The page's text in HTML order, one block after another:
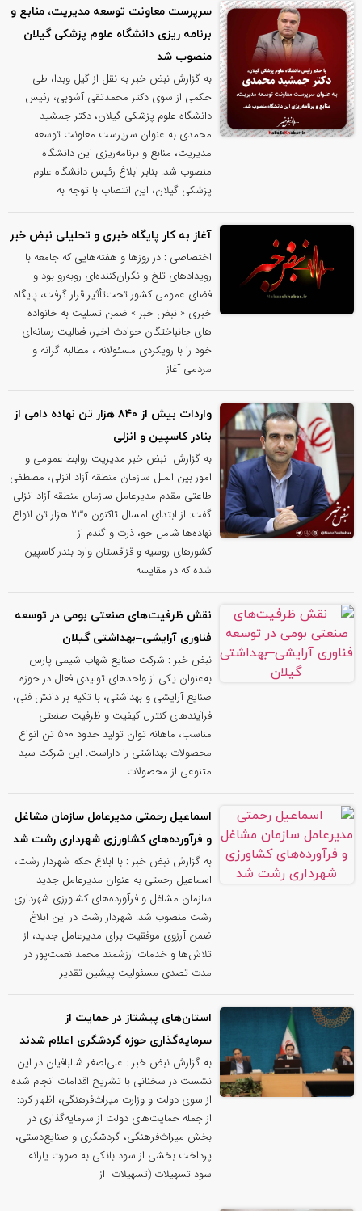
سرپرست معاونت توسعه مدیریت، منابع و
برنامه ریزی دانشگاه علوم پزشکی گیلان
منصوب شد
به گزارش نبض خبر به نقل از گیل وبدا، طی
حکمی از سوی دکتر محمدتقی آشوبی، رئیس
دانشگاه علوم پزشکی گیلان، دکتر جمشید
محمدی به عنوان سرپرست معاونت توسعه
مدیریت، منابع و برنامه‌ریزی این دانشگاه
منصوب شد. بنابر ابلاغ رئیس دانشگاه علوم
پزشکی گیلان، این انتصاب با توجه به
آغاز به کار پایگاه خبری و تحلیلی نبض خبر
اختصاصی : در روزها و هفته‌هایی که جامعه با
رویدادهای تلخ و نگران‌کننده‌ای روبه‌رو بود و
فضای عمومی کشور تحت‌تأثیر قرار گرفت، پایگاه
خبری « نبض خبر » ضمن تسلیت به خانواده
های جانباختگان حوادث اخیر، فعالیت رسانه‌ای
خود را با رویکردی مسئولانه ، مطالبه گرانه و
مردمی آغاز
واردات بیش از ۸۴۰ هزار تن نهاده دامی از
بنادر كاسپین و انزلی
به گزارش نبض خبر مدیریت روابط عمومی و
امور بین الملل سازمان منطقه آزاد انزلی، مصطفی
طاعتی مقدم مدیرعامل سازمان منطقه آزاد انزلی
گفت: از ابتدای امسال تاکنون ۲۳۰ هزار تن انواع
نهاده‌ها شامل جو، ذرت و گندم از
کشورهای روسیه و قزاقستان وارد بندر کاسپین
شده که در مقایسه
نقش ظرفیت‌های صنعتی بومی در توسعه
فناوری آرایشی–بهداشتی گیلان
نبض خبر : شرکت صنایع شهاب شیمی پارس
به‌عنوان یکی از واحدهای تولیدی فعال در حوزه
صنایع آرایشی و بهداشتی، با تکیه بر دانش فنی،
فرآیندهای کنترل کیفیت و ظرفیت صنعتی
مناسب، ماهانه توان تولید حدود ۵۰۰ تن انواع
محصولات بهداشتی را داراست. این شرکت سبد
متنوعی از محصولات
اسماعیل رحمتی مدیرعامل سازمان مشاغل
و فرآورده‌های کشاورزی شهرداری رشت شد
به گزارش نبض خبر : با ابلاغ حکم شهردار رشت،
اسماعیل رحمتی به عنوان مدیرعامل جدید
سازمان مشاغل و فرآورده‌های کشاورزی شهرداری
رشت منصوب شد. شهردار رشت در این ابلاغ
ضمن آرزوی موفقیت برای مدیرعامل جدید، از
تلاش‌ها و خدمات ارزشمند محمد نعمت‌پور در
مدت تصدی مسئولیت پیشین تقدیر
استان‌های پیشتاز در حمایت از
سرمایه‌گذاری حوزه گردشگری اعلام شدند
به گزارش نبض خبر : علی‌اصغر شالبافیان در این
نشست در سخنانی با تشریح اقدامات انجام شده
از سوی دولت و وزارت میراث‌فرهنگی، اظهار کرد:
از جمله حمایت‌های دولت از سرمایه‌گذاری در
بخش میراث‌فرهنگی، گردشگری و صنایع‌دستی،
پرداخت بخشی از سود بانکی به صورت یارانه
سود تسهیلات (تسهیلات از